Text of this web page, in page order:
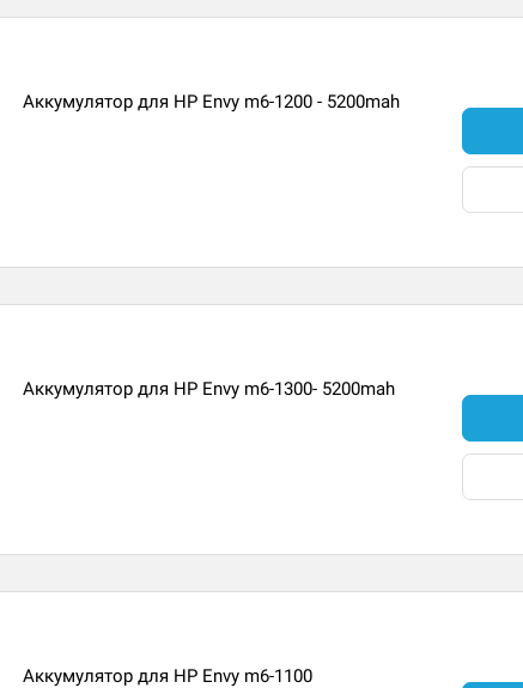
Аккумулятор для HP Envy m6-1200 - 5200mah
Аккумулятор для HP Envy m6-1300- 5200mah
Аккумулятор для HP Envy m6-1100